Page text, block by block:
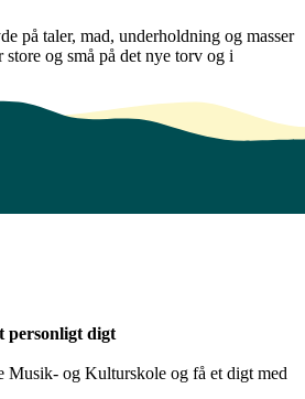
på taler, mad, underholdning og masser
og små på det nye torv og i
personligt digt
Musik- og Kulturskole og få et digt med